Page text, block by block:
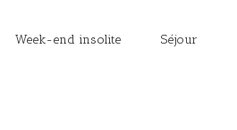
Week-end insolite Séjour